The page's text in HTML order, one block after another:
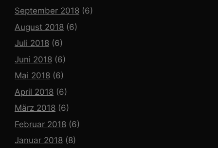
September 2018 (6)
August 2018 (6)
Juli 2018 (6)
Juni 2018 (6)
Mai 2018 (6)
April 2018 (6)
März 2018 (6)
Februar 2018 (6)
Januar 2018 (8)